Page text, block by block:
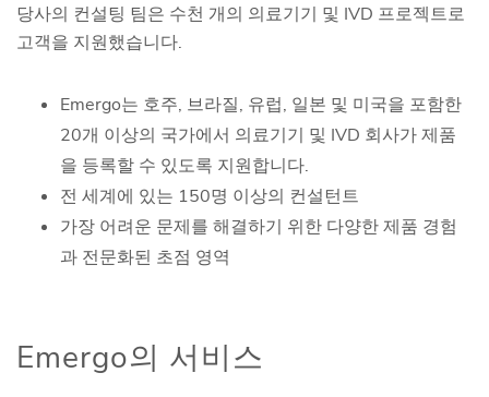
당사의 컨설팅 팀은 수천 개의 의료기기 및 IVD 프로젝트로
고객을 지원했습니다.
Emergo는 호주, 브라질, 유럽, 일본 및 미국을 포함한
20개 이상의 국가에서 의료기기 및 IVD 회사가 제품
을 등록할 수 있도록 지원합니다.
전 세계에 있는 150명 이상의 컨설턴트
가장 어려운 문제를 해결하기 위한 다양한 제품 경험
과 전문화된 초점 영역
Emergo의 서비스